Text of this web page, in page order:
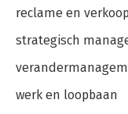
reclame en
strategisch
werk en loopbaan